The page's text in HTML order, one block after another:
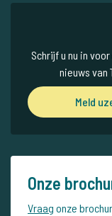
Schrijf u nu in
nieuws van
Meld
Onze
Vraag onze